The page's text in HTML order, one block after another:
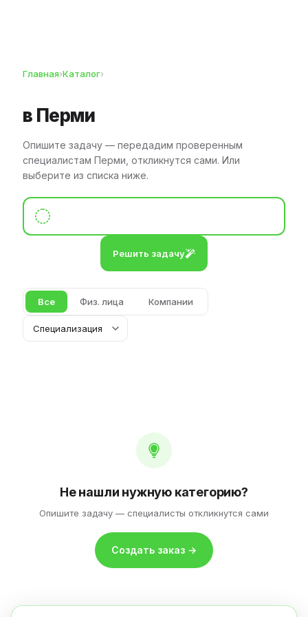
Главная›Каталог›
в Перми
Опишите задачу — передадим проверенным
специалистам Перми, откликнутся сами. Или
выберите из списка ниже.
Решить задачу
Все Физ. лица Компании
Не нашли нужную категорию?
Опишите задачу — специалисты откликнутся сами
Создать заказ →